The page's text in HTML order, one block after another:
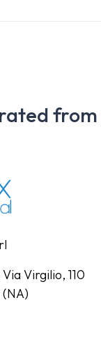
from
Virgilio, 110